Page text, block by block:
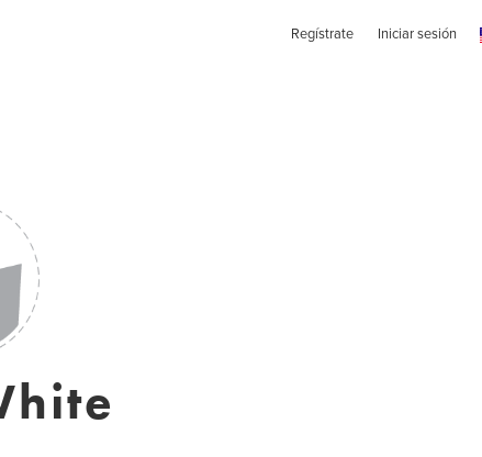
Regístrate Iniciar sesión